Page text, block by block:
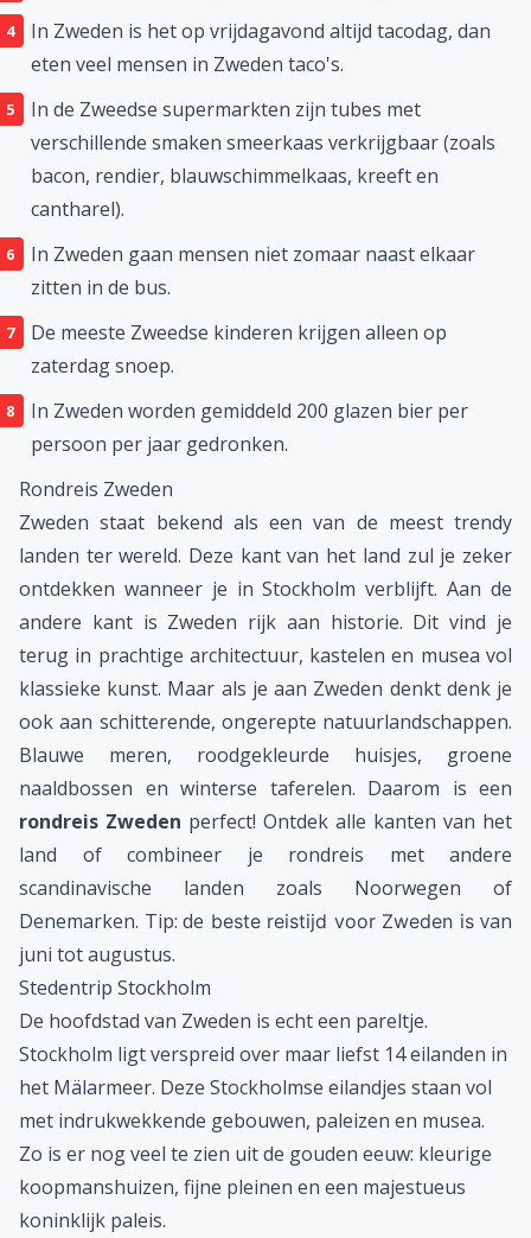
In Zweden is het op vrijdagavond altijd tacodag, dan
eten veel mensen in Zweden taco's.
In de Zweedse supermarkten zijn tubes met
verschillende smaken smeerkaas verkrijgbaar (zoals
bacon, rendier, blauwschimmelkaas, kreeft en
cantharel).
In Zweden gaan mensen niet zomaar naast elkaar
zitten in de bus.
De meeste Zweedse kinderen krijgen alleen op
zaterdag snoep.
In Zweden worden gemiddeld 200 glazen bier per
persoon per jaar gedronken.
Rondreis Zweden
Zweden staat bekend als een van de meest trendy
landen ter wereld. Deze kant van het land zul je zeker
ontdekken wanneer je in Stockholm verblijft. Aan de
andere kant is Zweden rijk aan historie. Dit vind je
terug in prachtige architectuur, kastelen en musea vol
klassieke kunst. Maar als je aan Zweden denkt denk je
ook aan schitterende, ongerepte natuurlandschappen.
Blauwe meren, roodgekleurde huisjes, groene
naaldbossen en winterse taferelen. Daarom is een
rondreis Zweden perfect! Ontdek alle kanten van het
land of combineer je rondreis met andere
scandinavische landen zoals Noorwegen of
Denemarken. Tip: de beste reistijd voor Zweden is van
juni tot augustus.
Stedentrip Stockholm
De hoofdstad van Zweden is echt een pareltje.
Stockholm ligt verspreid over maar liefst 14 eilanden in
het Mälarmeer. Deze Stockholmse eilandjes staan vol
met indrukwekkende gebouwen, paleizen en musea.
Zo is er nog veel te zien uit de gouden eeuw: kleurige
koopmanshuizen, fijne pleinen en een majestueus
koninklijk paleis.